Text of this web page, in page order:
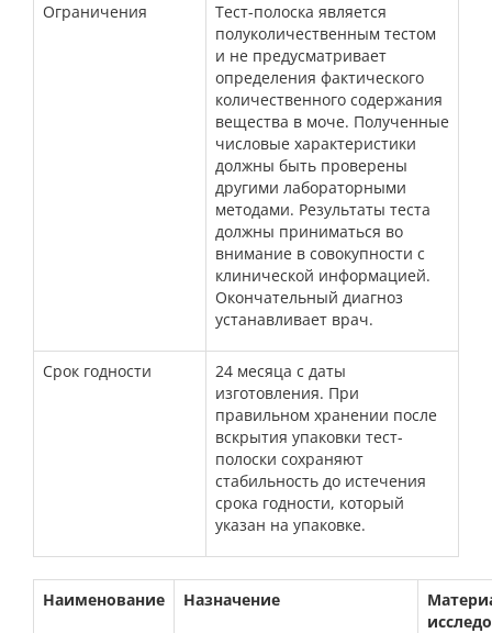
Ограничения
Тест-полоска является
полуколичественным тестом
и не предусматривает
определения фактического
количественного содержания
вещества в моче. Полученные
числовые характеристики
должны быть проверены
другими лабораторными
методами. Результаты теста
должны приниматься во
внимание в совокупности с
клинической информацией.
Окончательный диагноз
устанавливает врач.
Срок годности
24 месяца с даты
изготовления. При
правильном хранении после
вскрытия упаковки тест-
полоски сохраняют
стабильность до истечения
срока годности, который
указан на упаковке.
Наименование Назначение